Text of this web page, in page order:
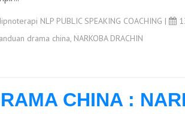
NLP PUBLIC SPEAKING COACHING |
drama china, NARKOBA DRACHIN
CHINA :